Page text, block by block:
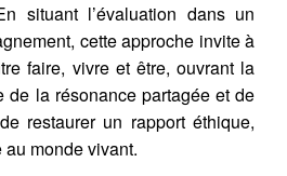
situant l’évaluation dans un
cette approche invite à
faire, vivre et être, ouvrant la
de la résonance partagée et de
restaurer un rapport éthique,
monde vivant.